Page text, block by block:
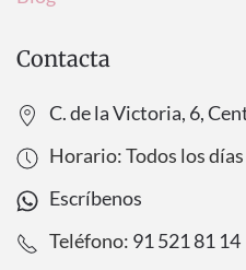
Contacta
C. de la Victoria, 6,
Horario: Todos los
Escríbenos
Teléfono: 91 521 81 14